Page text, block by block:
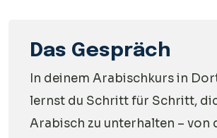
Das Gespräch
In deinem Arabischkurs in
lernst du Schritt für Schritt,
Arabisch zu unterhalten – von